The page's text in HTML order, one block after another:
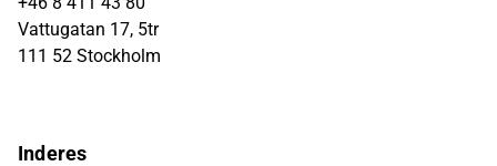
Vattugatan 17, 5tr
111 52 Stockholm
Inderes